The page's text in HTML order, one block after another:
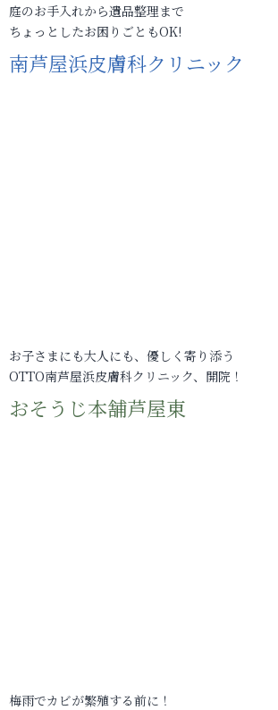
庭のお手入れから遺品整理まで
ちょっとしたお困りごともOK!
南芦屋浜皮膚科クリニック
お子さまにも大人にも、優しく寄り添う
OTTO南芦屋浜皮膚科クリニック、開院！
おそうじ本舗芦屋東
梅雨でカビが繁殖する前に！